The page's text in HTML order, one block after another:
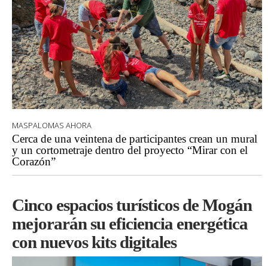
MASPALOMAS AHORA
Cerca de una veintena de participantes crean un mural
y un cortometraje dentro del proyecto “Mirar con el
Corazón”
Cinco espacios turísticos de Mogán
mejorarán su eficiencia energética
con nuevos kits digitales